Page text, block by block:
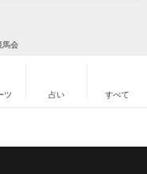
馬会
ツ 占い すべて